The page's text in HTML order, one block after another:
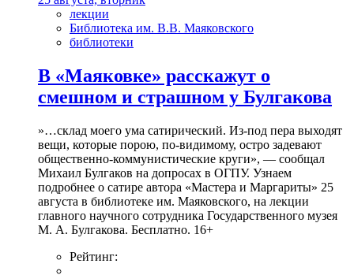
лекции
Библиотека им. В.В. Маяковского
библиотеки
В «Маяковке» расскажут о
смешном и страшном у Булгакова
»…склад моего ума сатирический. Из-под пера выходят
вещи, которые порою, по-видимому, остро задевают
общественно-коммунистические круги», — сообщал
Михаил Булгаков на допросах в ОГПУ. Узнаем
подробнее о сатире автора «Мастера и Маргариты» 25
августа в библиотеке им. Маяковского, на лекции
главного научного сотрудника Государственного музея
М. А. Булгакова. Бесплатно. 16+
Рейтинг: